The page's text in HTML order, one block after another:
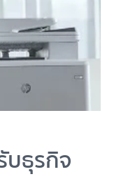
บธุรกิจ